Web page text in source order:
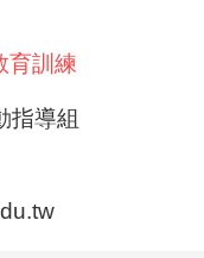
育訓練
指導組